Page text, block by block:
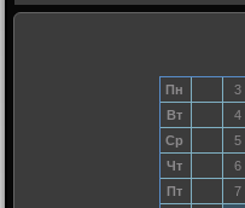
Пн 3
Вт
4
Ср
5
Чт
6
Пт
7